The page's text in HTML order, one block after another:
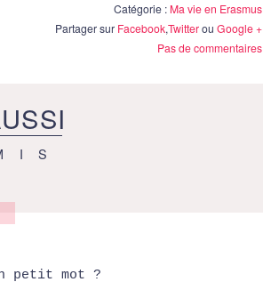
Catégorie : Ma vie en Erasmus
Partager sur Facebook,TwitterouGoogle +
Pas de commentaires
petit mot ?